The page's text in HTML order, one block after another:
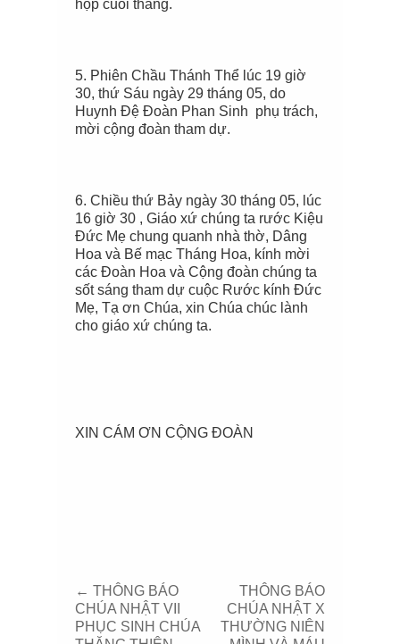
họp cuối tháng.
5. Phiên Chầu Thánh Thể lúc 19 giờ
30, thứ Sáu ngày 29 tháng 05, do
Huynh Đệ Đoàn Phan Sinh phụ trách,
mời cộng đoàn tham dự.
6. Chiều thứ Bảy ngày 30 tháng 05, lúc
16 giờ 30 , Giáo xứ chúng ta rước Kiệu
Đức Mẹ chung quanh nhà thờ, Dâng
Hoa và Bế mạc Tháng Hoa, kính mời
các Đoàn Hoa và Cộng đoàn chúng ta
sốt sáng tham dự cuộc Rước kính Đức
Mẹ, Tạ ơn Chúa, xin Chúa chúc lành
cho giáo xứ chúng ta.
XIN CÁM ƠN CỘNG ĐOÀN
← THÔNG BÁO
CHÚA NHẬT VII
PHỤC SINH CHÚA
THÔNG BÁO
CHÚA NHẬT X
THƯỜNG NIÊN